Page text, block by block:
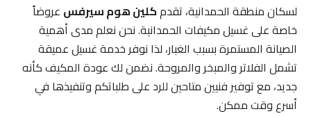
لسكان منطقة الحمدانية، تقدمكلين هوم سيرفسعروضاً
خاصة على غسيل مكيفات الحمدانية. نحن نعلم مدى أهمية
الصيانة المستمرة بسبب الغبار، لذا نوفر خدمة غسيل عميقة
تشمل الفلاتر والمبخر والمروحة. نضمن لك عودة المكيف كأنه
جديد، مع توفير فنيين متاحين للرد على طلباتكم وتنفيذها في
أسرع وقت ممكن.